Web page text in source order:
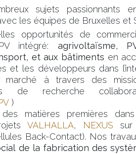
sujets passionnants
les équipes de Bruxelles et
opportunités de
intégré: agrivoltaïsme,
et aux bâtiments en
et les développeurs dans
marché à travers des
de recherche
)
des matières premières
VALHALLA, NEXUS sur
Back-Contact). Nos
de la fabrication des